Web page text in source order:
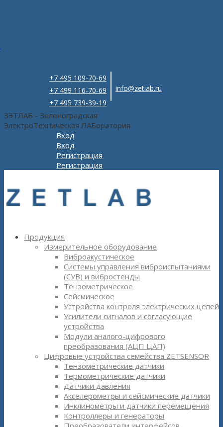
+7 495 109-70-69
+7 499 116-70-69
+7 495 739-39-19
info@zetlab.ru
ЗЭТЛАБ - Зеленоградская
ЭлектроТехническая ЛАБоратория
Вход
Вход
Регистрация
Регистрация
Продукция
Измерительное оборудование
Виброакустическое
Системы управления виброиспытаниями
(СУВ) и вибростенды
Тензометрическое
Сейсмическое
Устройства контроля электрических цепей
Усилители сигналов и согласующие
устройства
Модули аналого-цифрового
преобразования (АЦП ЦАП)
Цифровые устройства семейства ZETSENSOR
Тензометрические датчики
Термометрические датчики
Датчики давления
Акселерометры и сейсмические датчики
Инклинометры и датчики перемещения
Контроллеры и генераторы